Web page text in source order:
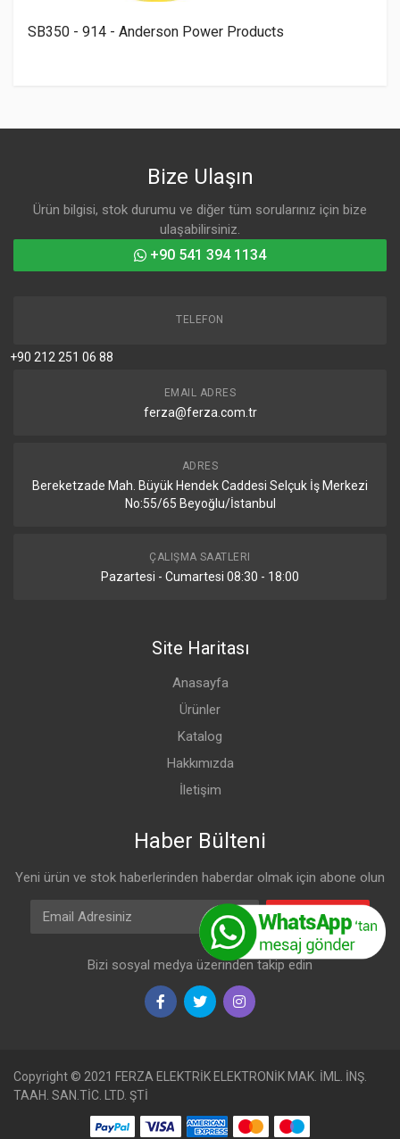
SB350 - 914 - Anderson Power Products
Bize Ulaşın
Ürün bilgisi, stok durumu ve diğer tüm sorularınız için bize
ulaşabilirsiniz.
+90 541 394 1134
TELEFON
+90 212 251 06 88
EMAIL ADRES
ferza@ferza.com.tr
ADRES
Bereketzade Mah. Büyük Hendek Caddesi Selçuk İş Merkezi
No:55/65 Beyoğlu/İstanbul
ÇALIŞMA SAATLERI
Pazartesi - Cumartesi 08:30 - 18:00
Site Haritası
Anasayfa
Ürünler
Katalog
Hakkımızda
İletişim
Haber Bülteni
Yeni ürün ve stok haberlerinden haberdar olmak için abone olun
Email Adresiniz
Abone Olun
Bizi sosyal medya üzerinden takip edin
Copyright © 2021 FERZA ELEKTRİK ELEKTRONİK MAK. İML. İNŞ.
TAAH. SAN.TİC. LTD. ŞTİ